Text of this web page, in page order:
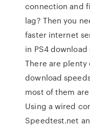
connection and
lag? Then you
faster internet
in PS4
There are plenty
download
most of them
Using a wired
Speedtest.net